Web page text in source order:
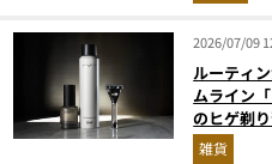
2026/07/09
ルーティ
ムライン
のヒゲ剃
雑貨